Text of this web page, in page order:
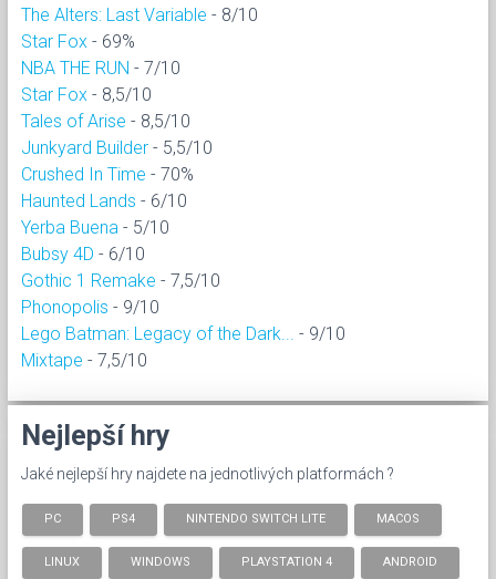
The Alters: Last Variable - 8/10
Star Fox - 69%
NBA THE RUN - 7/10
Star Fox - 8,5/10
Tales of Arise - 8,5/10
Junkyard Builder - 5,5/10
Crushed In Time - 70%
Haunted Lands - 6/10
Yerba Buena - 5/10
Bubsy 4D - 6/10
Gothic 1 Remake - 7,5/10
Phonopolis - 9/10
Lego Batman: Legacy of the Dark...
- 9/10
Mixtape - 7,5/10
Nejlepší hry
Jaké nejlepší hry najdete na jednotlivých platformách ?
PC PS4 NINTENDO SWITCH LITE MACOS
LINUX WINDOWS PLAYSTATION 4 ANDROID